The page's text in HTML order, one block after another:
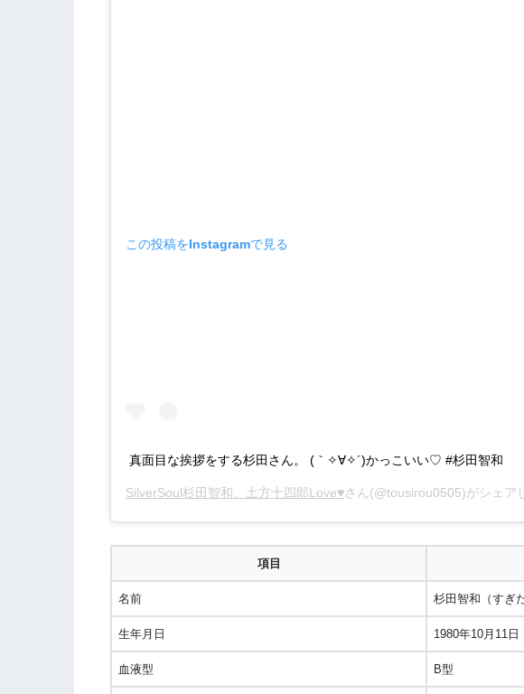
この投稿をInstagramで見る
真面目な挨拶をする杉田さん。 (｀✧∀✧´)かっこいい♡ #杉田智和
SilverSoul杉田智和、土方十四郎Love♥さん(@tousirou0505)がシェアし
項目
名前 杉田智和（すぎ
生年月日 1980年10月11日
血液型 B型